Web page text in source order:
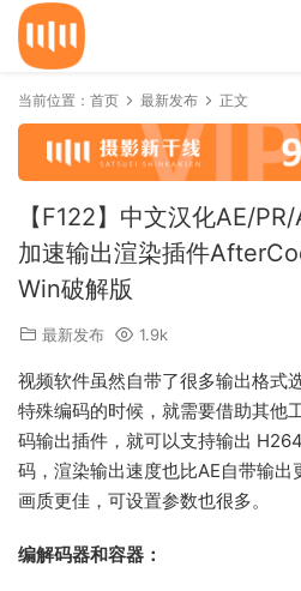
当前位置： 首页 最新发布 正文
【F122】中文汉化AE/
加速输出渲染插件
Win破解版
最新发布 1.9k
视频软件虽然自带了很多输出格式
特殊编码的时候，就需要借助其他
码输出插件，就可以支持输出
码，渲染输出速度也比AE自带输出
画质更佳，可设置参数也很多。
编解码器和容器：